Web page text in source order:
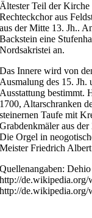
Ältester Teil der Kirche
Rechteckchor aus
aus der Mitte 13. Jh..
Backstein eine
Nordsakristei an.
Das Innere wird von
Ausmalung des 15. Jh.
Ausstattung bestimmt.
1700, Altarschranken
steinernen Taufe mit
Grabdenkmäler aus
Die Orgel in
Meister Friedrich
Quellenangaben:
http://
http://